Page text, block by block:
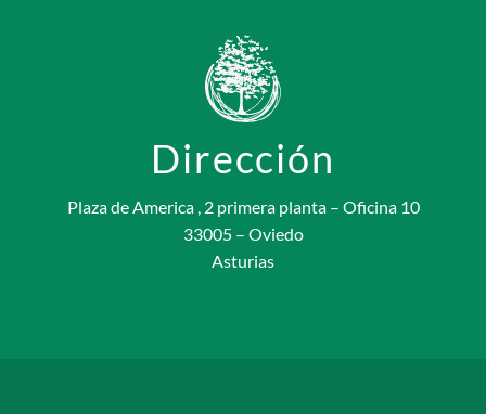
Dirección
Plaza de America , 2 primera planta – Oficina 10
33005 – Oviedo
Asturias